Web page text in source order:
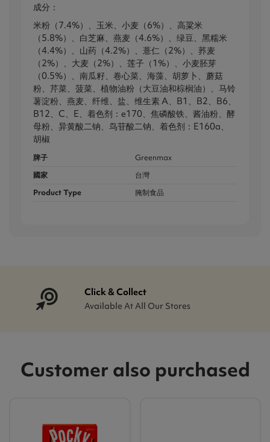
成分：
米粉（7.4%）、玉米、小麦（6%）、高粱米
（5.8%）、白芝麻、燕麦（4.6%）、绿豆、黑糯米
（4.4%）、山药（4.2%）、薏仁（2%）、荞麦
（2%）、大麦（2%）、莲子（1%）、小麦胚芽
（0.5%）、南瓜籽、卷心菜、海藻、胡萝卜、蘑菇
粉、芹菜、菠菜、植物油粉（大豆油和棕榈油）、马铃
薯淀粉、燕麦、纤维、盐、维生素 A、B1、B2、B6、
B12、C、E、着色剂：e170、焦磷酸铁、酱油粉、酵
母粉、异黄酸二钠、鸟苷酸二钠、着色剂：E160a、
胡椒
牌子
Greenmax
國家
台灣
Product Type
腌制食品
Click & Collect
Available At All Our Stores
Customer also purchased